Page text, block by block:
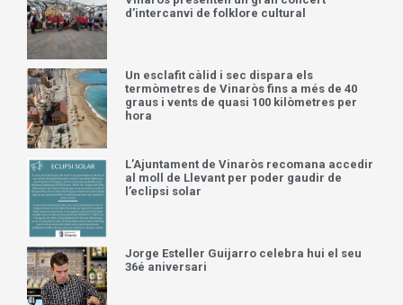
d’intercanvi de folklore cultural
Un esclafit càlid i sec dispara els
termòmetres de Vinaròs fins a més de 40
graus i vents de quasi 100 kilòmetres per
hora
L’Ajuntament de Vinaròs recomana accedir
al moll de Llevant per poder gaudir de
l’eclipsi solar
Jorge Esteller Guijarro celebra hui el seu
36é aniversari